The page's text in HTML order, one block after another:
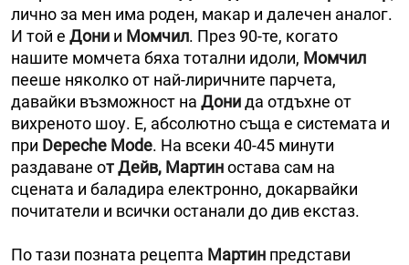
лично за мен има роден, макар и далечен аналог.
И той е Дони и Момчил. През 90-те, когато
нашите момчета бяха тотални идоли, Момчил
пееше няколко от най-лиричните парчета,
давайки възможност на Донида отдъхне от
вихреното шоу. Е, абсолютно съща е системата и
при Depeche Mode. На всеки 40-45 минути
раздаване от Дейв, Мартиностава сам на
сцената и баладира електронно, докарвайки
почитатели и всички останали до див екстаз.
По тази позната рецепта Мартин представи